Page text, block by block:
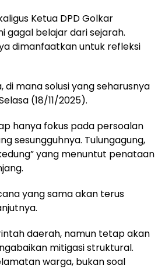
Ketua DPD Golkar
gagal belajar dari sejarah.
dimanfaatkan untuk refleksi
mana solusi yang seharusnya
(18/11/2025).
hanya fokus pada persoalan
sesungguhnya. Tulungagung,
yang menuntut penataan
yang sama akan terus
daerah, namun tetap akan
mitigasi struktural.
warga, bukan soal